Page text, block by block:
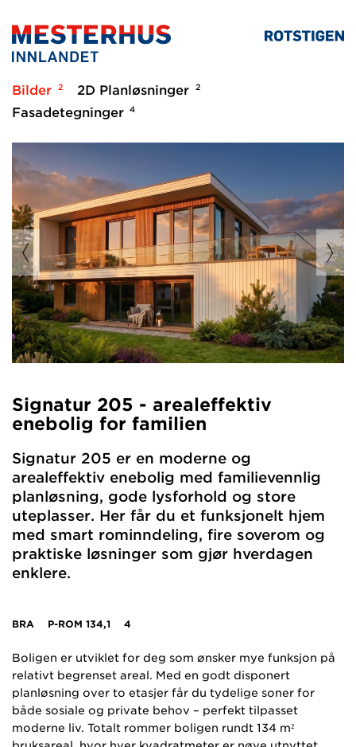
Bilder 2 2D Planløsninger 2
Fasadetegninger 4
Signatur 205 - arealeffektiv
enebolig for familien
Signatur 205 er en moderne og
arealeffektiv enebolig med familievennlig
planløsning, gode lysforhold og store
uteplasser. Her får du et funksjonelt hjem
med smart rominndeling, fire soverom og
praktiske løsninger som gjør hverdagen
enklere.
BRA P-ROM 134,1 4
Boligen er utviklet for deg som ønsker mye funksjon på
relativt begrenset areal. Med en godt disponert
planløsning over to etasjer får du tydelige soner for
både sosiale og private behov – perfekt tilpasset
moderne liv. Totalt rommer boligen rundt 134 m²